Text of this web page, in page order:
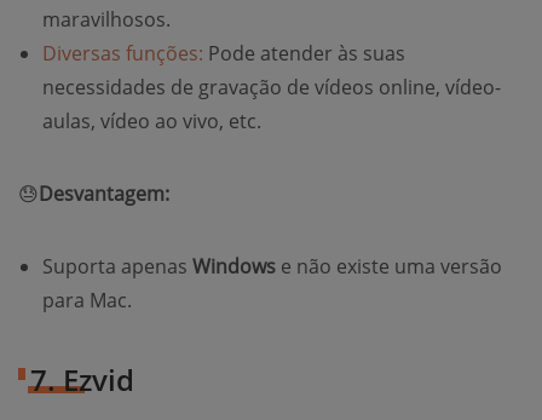
maravilhosos.
Diversas funções: Pode atender às suas
necessidades de gravação de vídeos online, vídeo-
aulas, vídeo ao vivo, etc.
😓Desvantagem:
Suporta apenas Windows e não existe uma versão
para Mac.
7. Ezvid